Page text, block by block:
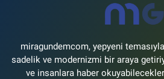
Yeşilköy Mahallesi Doğruyol Sokak 7 A
0 (212) 663 11 97
miragundemcom, yepyeni
sadelik ve modernizmi bir araya
ve insanlara haber